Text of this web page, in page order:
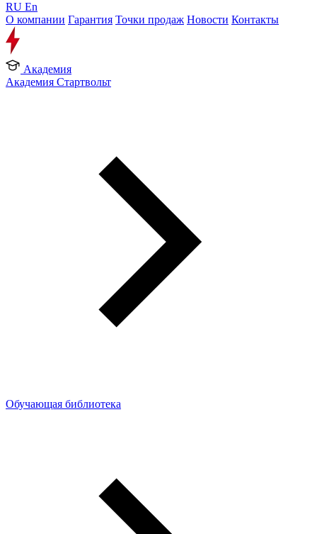
RU En
О компании Гарантия Точки продаж Новости Контакты
Академия
Академия Стартвольт
Обучающая библиотека